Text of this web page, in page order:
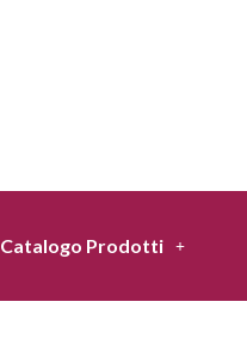
Catalogo Prodotti